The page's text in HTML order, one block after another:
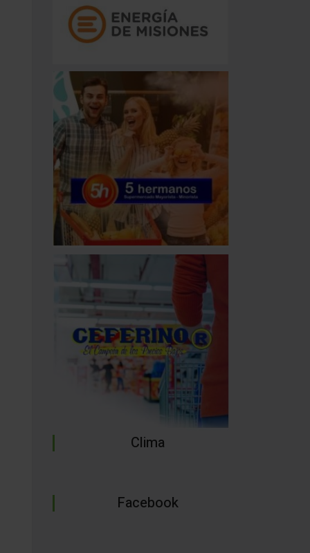
Clima
Facebook